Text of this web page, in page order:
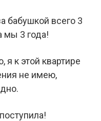
бабушкой всего 3
мы 3 года!
я к этой квартире
не имею,